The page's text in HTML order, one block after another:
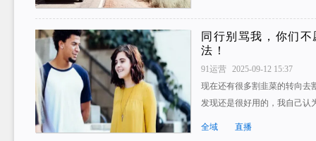
同行别骂我，你们
法！
91运营
2025-09-12 15:37
现在还有很多割韭菜的转向去
发现还是很好用的，我自己
全域 直播